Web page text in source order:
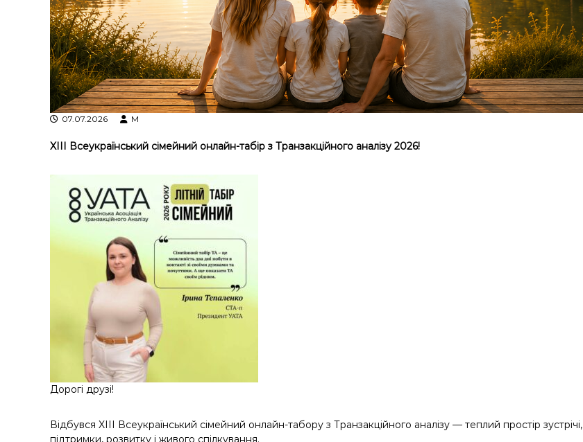
07.07.2026 M
XIII Всеукраїнський сімейний онлайн-табір з Транзакційного аналізу 2026!
Дорогі друзі!
Відбувся XIII Всеукраїнський сімейний онлайн-табору з Транзакційного аналізу — теплий простір зустрічі,
підтримки, розвитку і живого спілкування.